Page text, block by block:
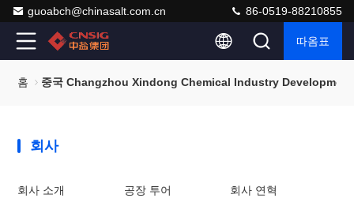
guoabch@chinasalt.com.cn 86-0519-88210855
따옴표
홈 중국 Changzhou Xindong Chemical Industry
회사
회사 소개 공장 투어 회사 연혁